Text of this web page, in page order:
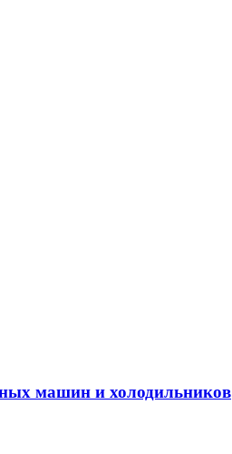
машин и холодильников